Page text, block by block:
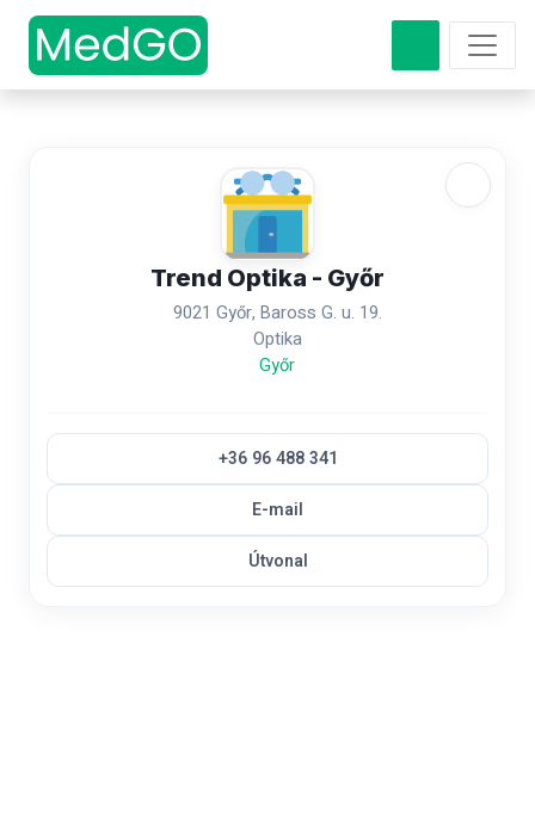
Trend Optika - Győr
9021 Győr, Baross G. u. 19.
Optika
Győr
+36 96 488 341
E-mail
Útvonal